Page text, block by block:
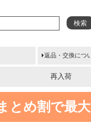
検索
返品・交換につ
再入荷
とめ割で最大